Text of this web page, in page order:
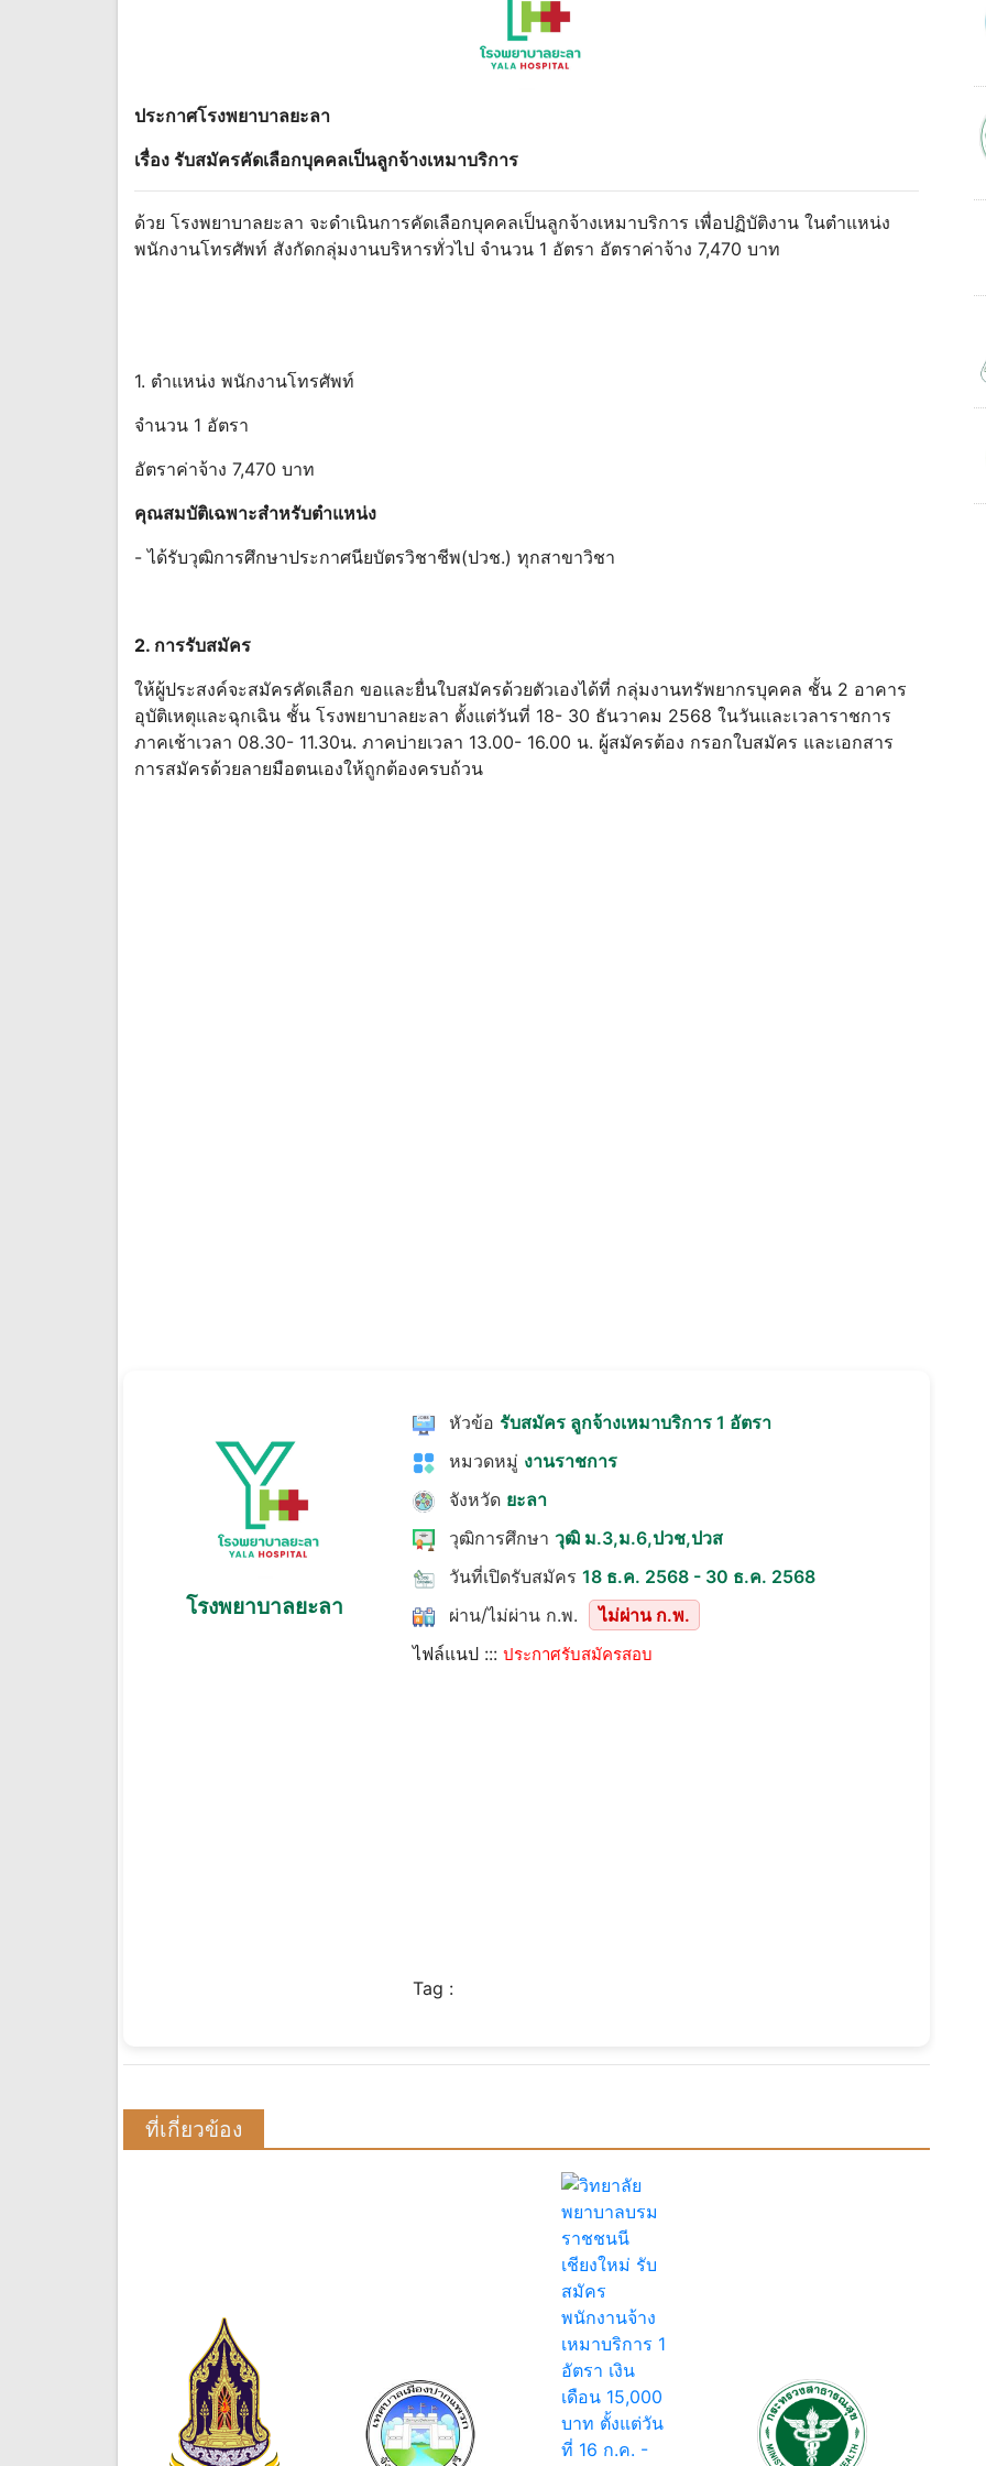
ประกาศโรงพยาบาลยะลา
เรื่อง รับสมัครคัดเลือกบุคคลเป็นลูกจ้างเหมาบริการ
ด้วย โรงพยาบาลยะลา จะดําเนินการคัดเลือกบุคคลเป็นลูกจ้างเหมาบริการ เพื่อปฏิบัติงาน ในตําแหน่ง
พนักงานโทรศัพท์ สังกัดกลุ่มงานบริหารทั่วไป จํานวน 1 อัตรา อัตราค่าจ้าง 7,470 บาท
1. ตําแหน่ง พนักงานโทรศัพท์
จํานวน 1 อัตรา
อัตราค่าจ้าง 7,470 บาท
คุณสมบัติเฉพาะสําหรับตําแหน่ง
- ได้รับวุฒิการศึกษาประกาศนียบัตรวิชาชีพ(ปวช.) ทุกสาขาวิชา
2. การรับสมัคร
ให้ผู้ประสงค์จะสมัครคัดเลือก ขอและยื่นใบสมัครด้วยตัวเองได้ที่ กลุ่มงานทรัพยากรบุคคล ชั้น 2 อาคาร
อุบัติเหตุและฉุกเฉิน ชั้น โรงพยาบาลยะลา ตั้งแต่วันที่ 18- 30 ธันวาคม 2568 ในวันและเวลาราชการ
ภาคเช้าเวลา 08.30- 11.30น. ภาคบ่ายเวลา 13.00- 16.00 น. ผู้สมัครต้อง กรอกใบสมัคร และเอกสาร
การสมัครด้วยลายมือตนเองให้ถูกต้องครบถ้วน
โรงพยาบาลยะลา
หัวข้อ รับสมัคร ลูกจ้างเหมาบริการ 1 อัตรา
หมวดหมู่ งานราชการ
จังหวัด ยะลา
วุฒิการศึกษา วุฒิ ม.3,ม.6,ปวช,ปวส
วันที่เปิดรับสมัคร 18 ธ.ค. 2568 - 30 ธ.ค. 2568
ผ่าน/ไม่ผ่าน ก.พ.
ไม่ผ่าน ก.พ.
ไฟล์แนป ::: ประกาศรับสมัครสอบ
Tag :
ที่เกี่ยวข้อง